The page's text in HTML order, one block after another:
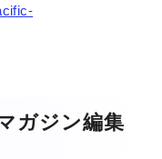
ガジン編集